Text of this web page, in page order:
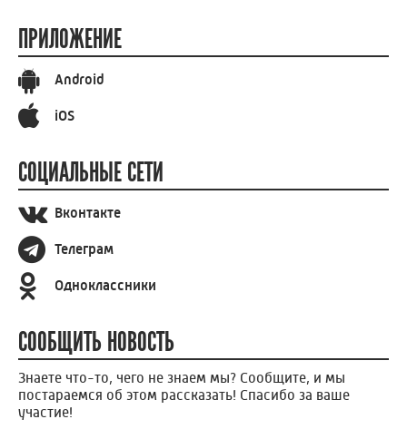
ПРИЛОЖЕНИЕ
Android
iOS
СОЦИАЛЬНЫЕ СЕТИ
Вконтакте
Телеграм
Одноклассники
СООБЩИТЬ НОВОСТЬ
Знаете что-то, чего не знаем мы? Сообщите, и мы
постараемся об этом рассказать! Спасибо за ваше
участие!